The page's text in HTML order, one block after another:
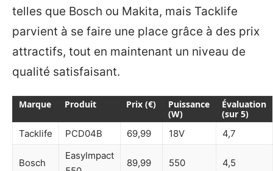
telles que Bosch ou Makita, mais Tacklife
parvient à se faire une place grâce à des prix
attractifs, tout en maintenant un niveau de
qualité satisfaisant.
Marque Produit Prix (€)
Puissance
(W)
Évaluation
(sur 5)
Tacklife
PCD04B 69,99 18V 4,7
Bosch
EasyImpact
89,99 550 4,5